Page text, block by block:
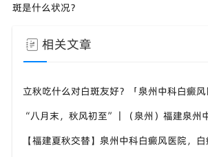
斑是什么状况？
相关文章